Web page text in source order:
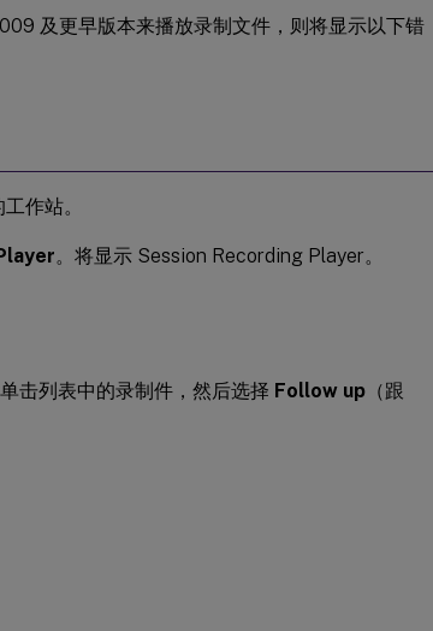
及更早版本来播放录制文件，则将显示以下错
作站。
。将显示 Session Recording Player。
击列表中的录制件，然后选择 Follow up （跟